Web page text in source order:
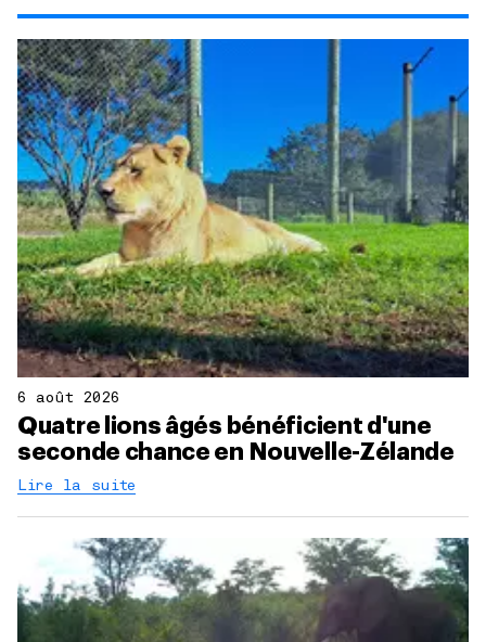
6 août 2026
Quatre lions âgés bénéficient d'une
seconde chance en Nouvelle-Zélande
Lire la suite